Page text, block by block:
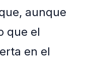
aunque
que el
en el